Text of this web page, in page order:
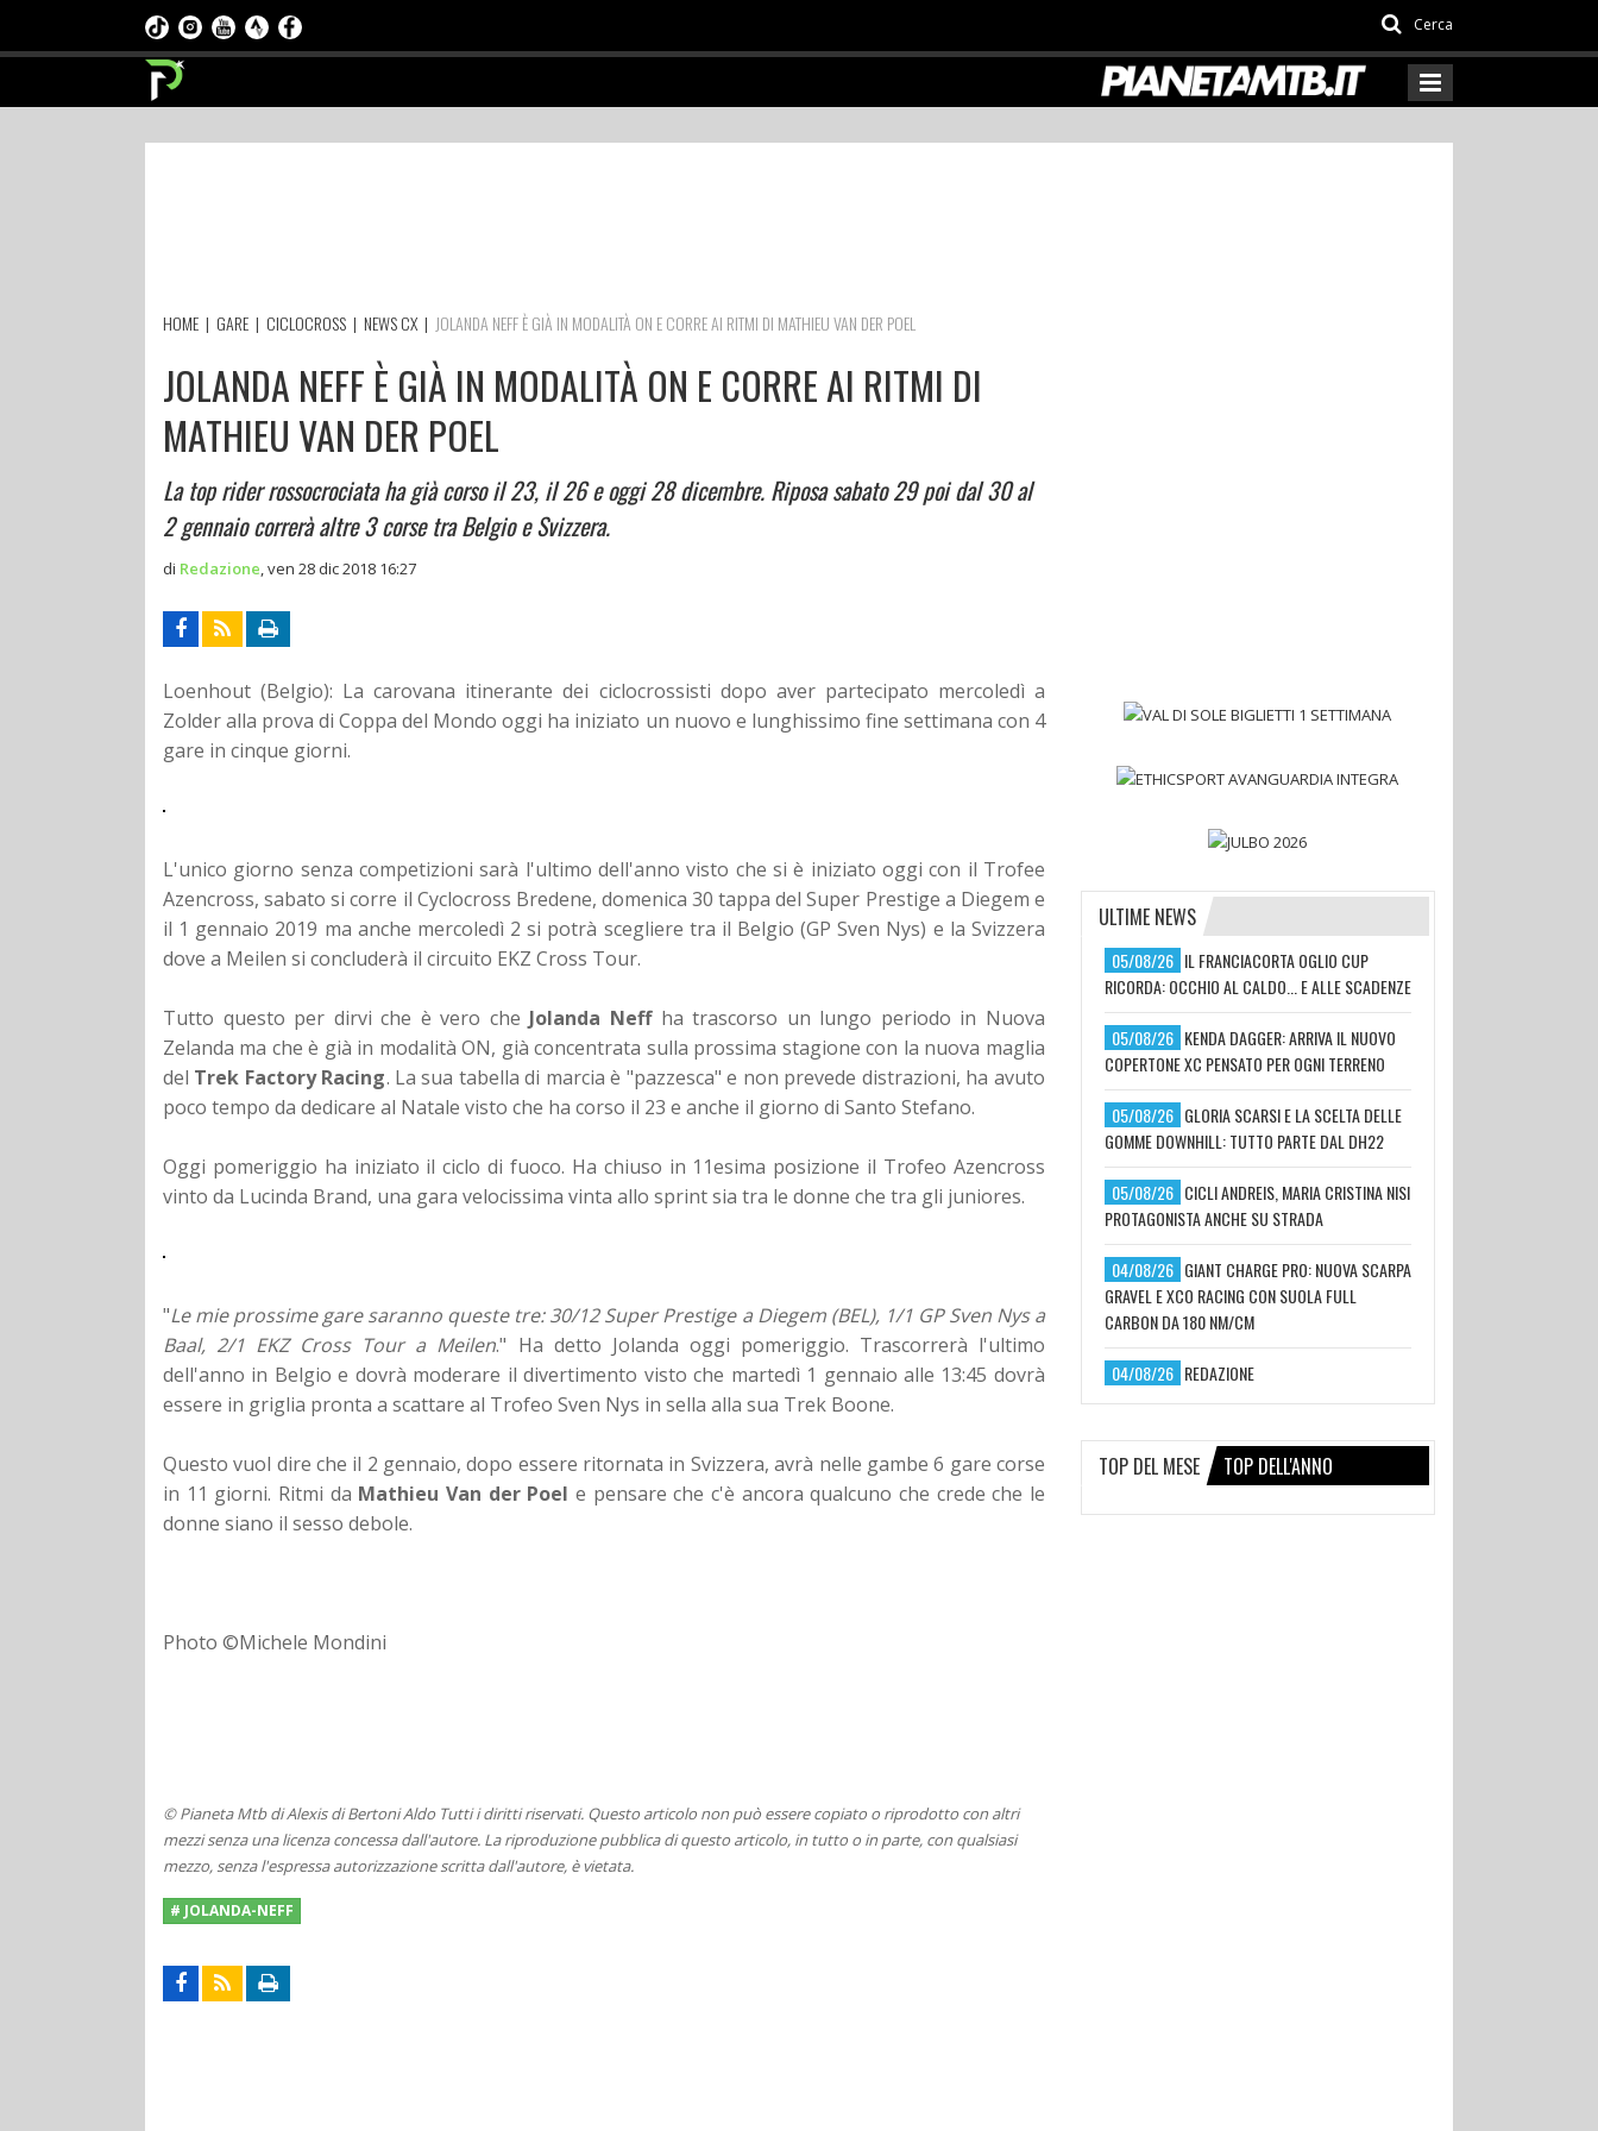
Cerca
HOME | GARE | CICLOCROSS | NEWS CX | JOLANDA NEFF È GIÀ IN MODALITÀ ON E CORRE AI RITMI DI MATHIEU VAN DER POEL
JOLANDA NEFF È GIÀ IN MODALITÀ ON E CORRE AI RITMI DI
MATHIEU VAN DER POEL
La top rider rossocrociata ha già corso il 23, il 26 e oggi 28 dicembre. Riposa sabato 29 poi dal 30 al
2 gennaio correrà altre 3 corse tra Belgio e Svizzera.
di Redazione ven 28 dic 2018 16:27
Loenhout (Belgio): La carovana itinerante dei ciclocrossisti dopo aver partecipato mercoledì a
Zolder alla prova di Coppa del Mondo oggi ha iniziato un nuovo e lunghissimo fine settimana con 4
gare in cinque giorni.
L'unico giorno senza competizioni sarà l'ultimo dell'anno visto che si è iniziato oggi con il Trofee
Azencross, sabato si corre il Cyclocross Bredene, domenica 30 tappa del Super Prestige a Diegem e
il 1 gennaio 2019 ma anche mercoledì 2 si potrà scegliere tra il Belgio (GP Sven Nys) e la Svizzera
dove a Meilen si concluderà il circuito EKZ Cross Tour.
Tutto questo per dirvi che è vero che Jolanda Neff ha trascorso un lungo periodo in Nuova
Zelanda ma che è già in modalità ON, già concentrata sulla prossima stagione con la nuova maglia
del Trek Factory Racing. La sua tabella di marcia è "pazzesca" e non prevede distrazioni, ha avuto
poco tempo da dedicare al Natale visto che ha corso il 23 e anche il giorno di Santo Stefano.
Oggi pomeriggio ha iniziato il ciclo di fuoco. Ha chiuso in 11esima posizione il Trofeo Azencross
vinto da Lucinda Brand, una gara velocissima vinta allo sprint sia tra le donne che tra gli juniores.
"Le mie prossime gare saranno queste tre: 30/12 Super Prestige a Diegem (BEL), 1/1 GP Sven Nys a
Baal, 2/1 EKZ Cross Tour a Meilen." Ha detto Jolanda oggi pomeriggio. Trascorrerà l'ultimo
dell'anno in Belgio e dovrà moderare il divertimento visto che martedì 1 gennaio alle 13:45 dovrà
essere in griglia pronta a scattare al Trofeo Sven Nys in sella alla sua Trek Boone.
Questo vuol dire che il 2 gennaio, dopo essere ritornata in Svizzera, avrà nelle gambe 6 gare corse
in 11 giorni. Ritmi da Mathieu Van der Poel e pensare che c'è ancora qualcuno che crede che le
donne siano il sesso debole.
Photo ©Michele Mondini
© Pianeta Mtb di Alexis di Bertoni Aldo Tutti i diritti riservati. Questo articolo non può essere copiato o riprodotto con altri
mezzi senza una licenza concessa dall'autore. La riproduzione pubblica di questo articolo, in tutto o in parte, con qualsiasi
mezzo, senza l'espressa autorizzazione scritta dall'autore, è vietata.
# JOLANDA-NEFF
ULTIME NEWS
05/08/26 IL FRANCIACORTA OGLIO CUP
RICORDA: OCCHIO AL CALDO... E ALLE SCADENZE
05/08/26 KENDA DAGGER: ARRIVA IL NUOVO
COPERTONE XC PENSATO PER OGNI TERRENO
05/08/26 GLORIA SCARSI E LA SCELTA DELLE
GOMME DOWNHILL: TUTTO PARTE DAL DH22
05/08/26 CICLI ANDREIS, MARIA CRISTINA NISI
PROTAGONISTA ANCHE SU STRADA
04/08/26 GIANT CHARGE PRO: NUOVA SCARPA
GRAVEL E XCO RACING CON SUOLA FULL
CARBON DA 180 NM/CM
04/08/26 REDAZIONE
TOP DEL MESE TOP DELL'ANNO